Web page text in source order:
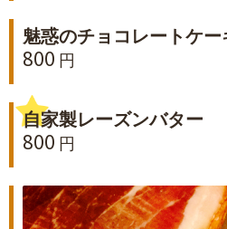
魅惑のチョコレートケー
800 円
自家製レーズンバター
800 円